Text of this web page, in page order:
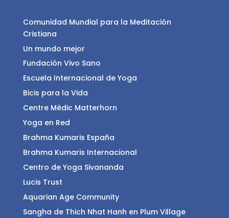
Comunidad Mundial para la Meditación
Cristiana
Un mundo mejor
Fundación Vivo Sano
Escuela Internacional de Yoga
Bicis para la Vida
Centre Mèdic Matterhorn
Yoga en Red
Brahma Kumaris España
Brahma Kumaris Internacional
Centro de Yoga Sivananda
Lucis Trust
Aquarian Age Community
Sangha de Thich Nhat Hanh en Plum Village